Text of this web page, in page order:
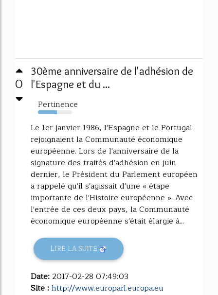
0
30ème anniversaire de l'adhésion de
l'Espagne et du ...
Pertinence
56%
Le 1er janvier 1986, l'Espagne et le Portugal
rejoignaient la Communauté économique
européenne. Lors de l'anniversaire de la
signature des traités d'adhésion en juin
dernier, le Président du Parlement européen
a rappelé qu'il s'agissait d'une « étape
importante de l'Histoire européenne ». Avec
l'entrée de ces deux pays, la Communauté
économique européenne s'était élargie à...
LIRE LA SUITE
Date: 2017-02-28 07:49:03
Site :http://www.europarl.europa.eu